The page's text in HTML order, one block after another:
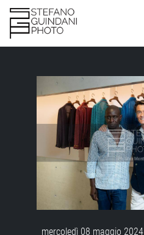
mercoledì 08 maggio 2024